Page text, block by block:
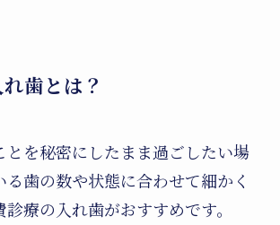
歯とは？
とを秘密にしたまま過ごしたい場
歯の数や状態に合わせて細かく
療の入れ歯がおすすめです。